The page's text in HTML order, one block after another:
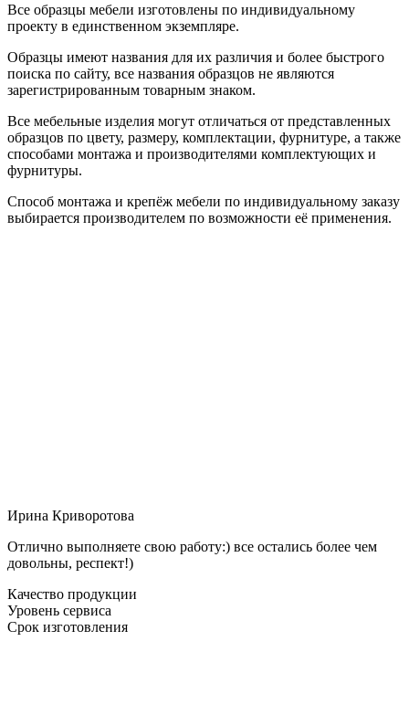
Все образцы мебели изготовлены по индивидуальному
проекту в единственном экземпляре.
Образцы имеют названия для их различия и более быстрого
поиска по сайту, все названия образцов не являются
зарегистрированным товарным знаком.
Все мебельные изделия могут отличаться от представленных
образцов по цвету, размеру, комплектации, фурнитуре, а также
способами монтажа и производителями комплектующих и
фурнитуры.
Способ монтажа и крепёж мебели по индивидуальному заказу
выбирается производителем по возможности её применения.
Ирина Криворотова
Отлично выполняете свою работу:) все остались более чем
довольны, респект!)
Качество продукции
Уровень сервиса
Срок изготовления